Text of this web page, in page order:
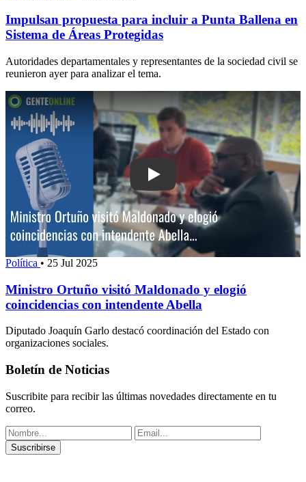
Impulsan propuesta para incluir a Punta Ballena en
Sistema de Áreas Protegidas
Autoridades departamentales y representantes de la sociedad civil se
reunieron ayer para analizar el tema.
Play: Ministro Ortuño visitó
Política • 25 Jul 2025
Ministro Ortuño visitó Maldonado y elogió
coincidencias con intendente Abella
Diputado Joaquín Garlo destacó coordinación del Estado con
organizaciones sociales.
Boletín de Noticias
Suscribite para recibir las últimas novedades directamente en tu
correo.
Suscribirse